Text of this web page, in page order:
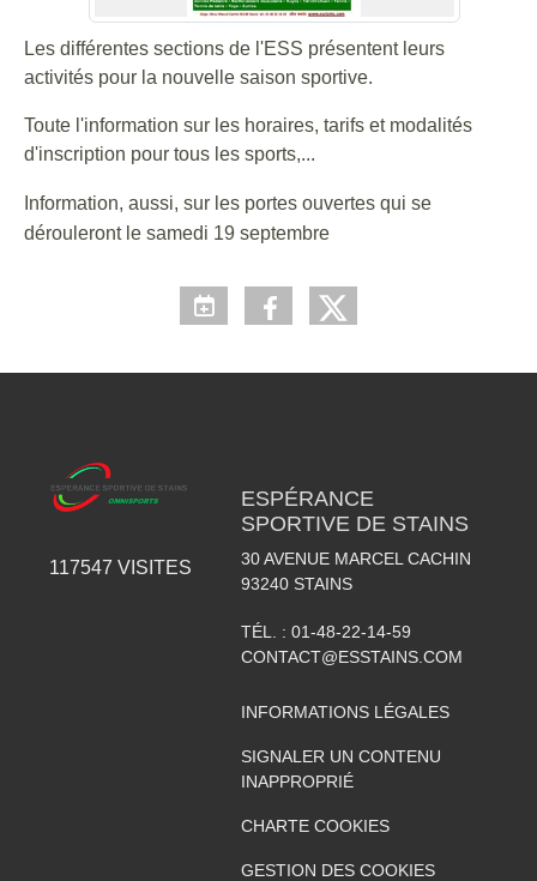
Les différentes sections de l'ESS présentent leurs
activités pour la nouvelle saison sportive.
Toute l'information sur les horaires, tarifs et modalités
d'inscription pour tous les sports,...
Information, aussi, sur les portes ouvertes qui se
dérouleront le samedi 19 septembre
117547 VISITES
ESPÉRANCE
SPORTIVE DE STAINS
30 AVENUE MARCEL CACHIN
93240 STAINS
TÉL. : 01-48-22-14-59
CONTACT@ESSTAINS.COM
INFORMATIONS LÉGALES
SIGNALER UN CONTENU
INAPPROPRIÉ
CHARTE COOKIES
GESTION DES COOKIES